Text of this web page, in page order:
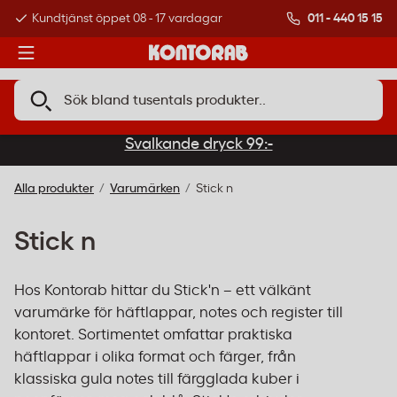
Kundtjänst öppet 08 - 17 vardagar Över 500 000
011 - 440 15 15
Svalkande dryck 99:-
Alla produkter Varumärken Stick n
Stick n
Hos Kontorab hittar du Stick'n – ett välkänt
varumärke för häftlappar, notes och register till
kontoret. Sortimentet omfattar praktiska
häftlappar i olika format och färger, från
klassiska gula notes till färgglada kuber i